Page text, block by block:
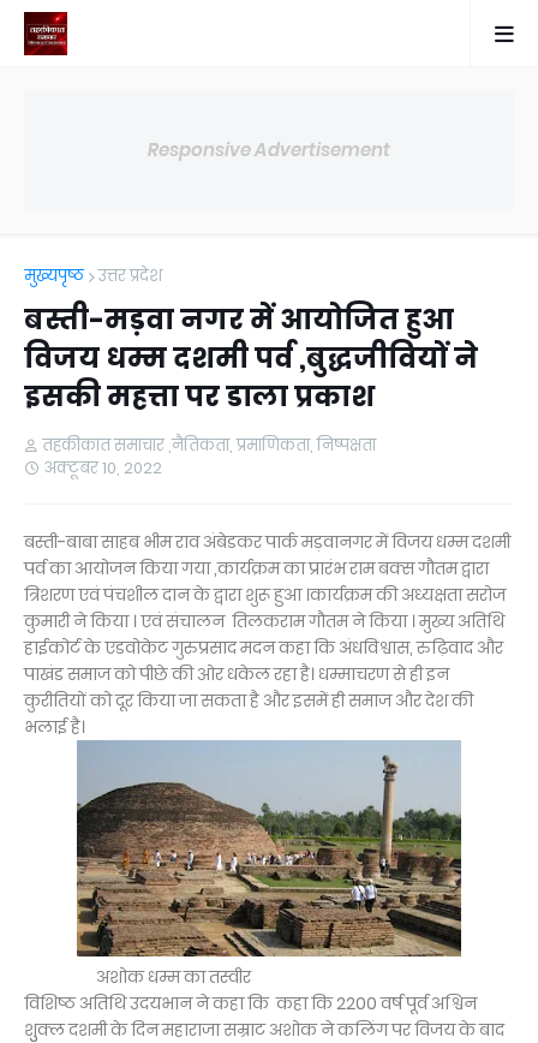
Responsive Advertisement
मुख्यपृष्ठ उत्तर प्रदेश
बस्ती-मड़वा नगर में आयोजित हुआ
विजय धम्म दशमी पर्व ,बुद्धजीवियों ने
इसकी महत्ता पर डाला प्रकाश
तहकीकात समाचार ,नैतिकता, प्रमाणिकता, निष्पक्षता
अक्टूबर 10, 2022
बस्ती-बाबा साहब भीम राव अंबेडकर पार्क मड़वानगर में विजय धम्म दशमी
पर्व का आयोजन किया गया ,कार्यक्रम का प्रारंभ राम बक्स गौतम द्वारा
त्रिशरण एवं पंचशील दान के द्वारा शुरू हुआ ।कार्यक्रम की अध्यक्षता सरोज
कुमारी ने किया । एवं संचालन तिलकराम गौतम ने किया । मुख्य अतिथि
हाईकोर्ट के एडवोकेट गुरुप्रसाद मदन कहा कि अंधविश्वास, रुढ़िवाद और
पाखंड समाज को पीछे की ओर धकेल रहा है। धम्माचरण से ही इन
कुरीतियों को दूर किया जा सकता है और इसमें ही समाज और देश की
भलाई है।
अशोक धम्म का तस्वीर
विशिष्ठ अतिथि उदयभान ने कहा कि कहा कि 2200 वर्ष पूर्व अश्विन
शुुक्ल दशमी के दिन महाराजा सम्राट अशोक ने कलिंग पर विजय के बाद